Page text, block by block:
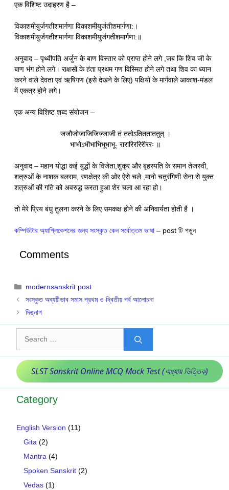
एक विशिष्ट उदाहरण है –
विकाशमीयुर्जगतीशमार्गणा विकाशमीयुर्जतीशमार्गणा:।
विकाशमीयुर्जगतीशमार्गणा विकाशमीयुर्जगतीशमार्गणा:॥
अनुवाद – पृथ्वीपति अर्जुन के बाण विस्तार को प्राप्त होने लगे ,जब कि शिव जी के
बाण भंग होने लगे। राक्षसों के हंता प्रथम गण विस्मित होने लगे तथा शिव का ध्यान
करने वाले देवता एवं ऋषिगण (इसे देखने के लिए) पक्षियों के मार्गवाले आकाश-मंडल
में एकत्र होने लगे।
एक अन्य विशिष्ट शब्द संयोजन –
जजौजोजाजिजिज्जाजी तं ततोऽतितताततुत् ।
भाभोऽभीभाभिभूभाभू- रारारिररिरीररः ॥
अनुवाद – महान योद्धा कई युद्धों के विजेता,शुक्र और बृहस्पति के समान तेजस्वी,
शत्रुओं के नाशक बलराम, रणक्षेत्र की ओर ऐसे चले ,मानो चतुरंगिणी सेना से युक्त
शत्रुओं की गति को अवरुद्ध करता हुआ शेर चला आ रहा हो।
तो मेरे प्रिय बंधु तुलना करने के लिए समकक्ष होने की अनिवार्यता होती है ।
কম্পিউটার অ্যাপ্লিকেশনের জন্য সংস্কৃত কেন সর্বোত্তম ভাষা – post টি পড়ুন
Comments
Categories
modernsanskrit post
সংস্কৃত অব্যয়ীভাব সমাস প্রথম ও দ্বিতীয় পর্ব আলোচনা
দিঙ্নাগ
for:
SLST Sanskrit Online MCQ Mock Test (অধ্যায় ভিত্তিক)
Category
English Version (11)
Gita (2)
Mantra (4)
Spoken Sanskrit (2)
Vedas (1)